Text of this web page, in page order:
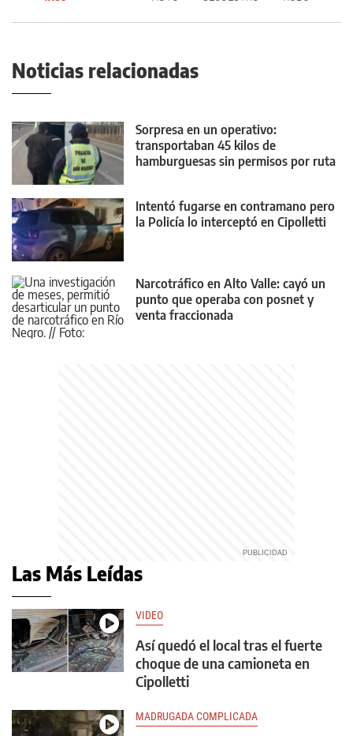
Noticias relacionadas
Sorpresa en un operativo:
transportaban 45 kilos de
hamburguesas sin permisos por ruta
Intentó fugarse en contramano pero
la Policía lo interceptó en Cipolletti
Narcotráfico en Alto Valle: cayó un
punto que operaba con posnet y
venta fraccionada
Las Más Leídas
VIDEO
Así quedó el local tras el fuerte
choque de una camioneta en
Cipolletti
MADRUGADA COMPLICADA